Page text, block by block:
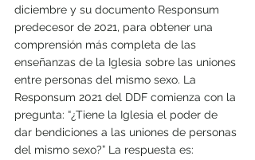
diciembre y su documento Responsum
predecesor de 2021, para obtener una
comprensión más completa de las
enseñanzas de la Iglesia sobre las uniones
entre personas del mismo sexo. La
Responsum 2021 del DDF comienza con la
pregunta: “¿Tiene la Iglesia el poder de
dar bendiciones a las uniones de personas
del mismo sexo?” La respuesta es: